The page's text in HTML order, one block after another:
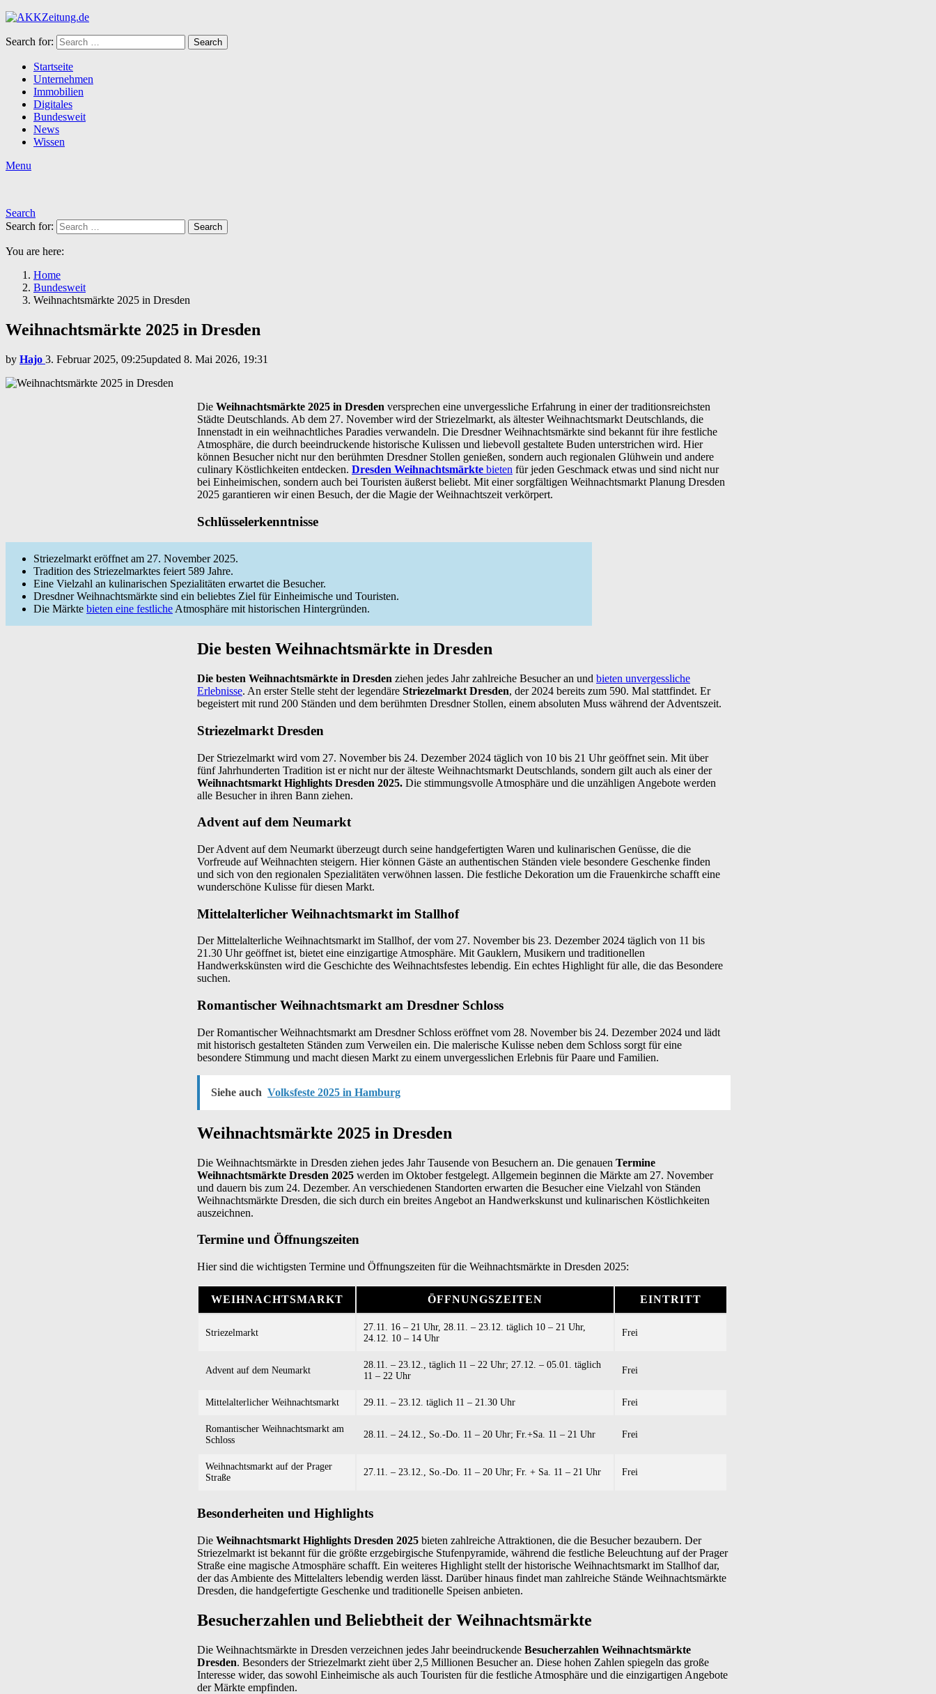
Search for: Search
Startseite
Unternehmen
Immobilien
Digitales
Bundesweit
News
Wissen
Menu
Search
Search for:
Search
You are here:
Home
Bundesweit
Weihnachtsmärkte 2025 in Dresden
Weihnachtsmärkte 2025 in Dresden
by Hajo 3. Februar 2025, 09:25updated 8. Mai 2026, 19:31
Die Weihnachtsmärkte 2025 in Dresden versprechen eine unvergessliche Erfahrung in einer der traditionsreichsten
Städte Deutschlands. Ab dem 27. November wird der Striezelmarkt, als ältester Weihnachtsmarkt Deutschlands, die
Innenstadt in ein weihnachtliches Paradies verwandeln. Die Dresdner Weihnachtsmärkte sind bekannt für ihre festliche
Atmosphäre, die durch beeindruckende historische Kulissen und liebevoll gestaltete Buden unterstrichen wird. Hier
können Besucher nicht nur den berühmten Dresdner Stollen genießen, sondern auch regionalen Glühwein und andere
culinary Köstlichkeiten entdecken. Dresden Weihnachtsmärkte bieten für jeden Geschmack etwas und sind nicht nur
bei Einheimischen, sondern auch bei Touristen äußerst beliebt. Mit einer sorgfältigen Weihnachtsmarkt Planung Dresden
2025 garantieren wir einen Besuch, der die Magie der Weihnachtszeit verkörpert.
Schlüsselerkenntnisse
Striezelmarkt eröffnet am 27. November 2025.
Tradition des Striezelmarktes feiert 589 Jahre.
Eine Vielzahl an kulinarischen Spezialitäten erwartet die Besucher.
Dresdner Weihnachtsmärkte sind ein beliebtes Ziel für Einheimische und Touristen.
Die Märkte bieten eine festliche Atmosphäre mit historischen Hintergründen.
Die besten Weihnachtsmärkte in Dresden
Die besten Weihnachtsmärkte in Dresden ziehen jedes Jahr zahlreiche Besucher an und bieten unvergessliche
Erlebnisse. An erster Stelle steht der legendäre Striezelmarkt Dresden, der 2024 bereits zum 590. Mal stattfindet. Er
begeistert mit rund 200 Ständen und dem berühmten Dresdner Stollen, einem absoluten Muss während der Adventszeit.
Striezelmarkt Dresden
Der Striezelmarkt wird vom 27. November bis 24. Dezember 2024 täglich von 10 bis 21 Uhr geöffnet sein. Mit über
fünf Jahrhunderten Tradition ist er nicht nur der älteste Weihnachtsmarkt Deutschlands, sondern gilt auch als einer der
Weihnachtsmarkt Highlights Dresden 2025. Die stimmungsvolle Atmosphäre und die unzähligen Angebote werden
alle Besucher in ihren Bann ziehen.
Advent auf dem Neumarkt
Der Advent auf dem Neumarkt überzeugt durch seine handgefertigten Waren und kulinarischen Genüsse, die die
Vorfreude auf Weihnachten steigern. Hier können Gäste an authentischen Ständen viele besondere Geschenke finden
und sich von den regionalen Spezialitäten verwöhnen lassen. Die festliche Dekoration um die Frauenkirche schafft eine
wunderschöne Kulisse für diesen Markt.
Mittelalterlicher Weihnachtsmarkt im Stallhof
Der Mittelalterliche Weihnachtsmarkt im Stallhof, der vom 27. November bis 23. Dezember 2024 täglich von 11 bis
21.30 Uhr geöffnet ist, bietet eine einzigartige Atmosphäre. Mit Gauklern, Musikern und traditionellen
Handwerkskünsten wird die Geschichte des Weihnachtsfestes lebendig. Ein echtes Highlight für alle, die das Besondere
suchen.
Romantischer Weihnachtsmarkt am Dresdner Schloss
Der Romantischer Weihnachtsmarkt am Dresdner Schloss eröffnet vom 28. November bis 24. Dezember 2024 und lädt
mit historisch gestalteten Ständen zum Verweilen ein. Die malerische Kulisse neben dem Schloss sorgt für eine
besondere Stimmung und macht diesen Markt zu einem unvergesslichen Erlebnis für Paare und Familien.
Siehe auch Volksfeste 2025 in Hamburg
Weihnachtsmärkte 2025 in Dresden
Die Weihnachtsmärkte in Dresden ziehen jedes Jahr Tausende von Besuchern an. Die genauen Termine
Weihnachtsmärkte Dresden 2025 werden im Oktober festgelegt. Allgemein beginnen die Märkte am 27. November
und dauern bis zum 24. Dezember. An verschiedenen Standorten erwarten die Besucher eine Vielzahl von Ständen
Weihnachtsmärkte Dresden, die sich durch ein breites Angebot an Handwerkskunst und kulinarischen Köstlichkeiten
auszeichnen.
Termine und Öffnungszeiten
Hier sind die wichtigsten Termine und Öffnungszeiten für die Weihnachtsmärkte in Dresden 2025:
WEIHNACHTSMARKT ÖFFNUNGSZEITEN EINTRITT
Striezelmarkt
27.11. 16 – 21 Uhr, 28.11. – 23.12. täglich 10 – 21 Uhr,
24.12. 10 – 14 Uhr
Frei
Advent auf dem Neumarkt
28.11. – 23.12., täglich 11 – 22 Uhr; 27.12. – 05.01. täglich
11 – 22 Uhr
Frei
Mittelalterlicher Weihnachtsmarkt 29.11. – 23.12. täglich 11 – 21.30 Uhr Frei
Romantischer Weihnachtsmarkt am
Schloss
28.11. – 24.12., So.-Do. 11 – 20 Uhr; Fr.+Sa. 11 – 21 Uhr Frei
Weihnachtsmarkt auf der Prager
Straße
27.11. – 23.12., So.-Do. 11 – 20 Uhr; Fr. + Sa. 11 – 21 Uhr Frei
Besonderheiten und Highlights
Die Weihnachtsmarkt Highlights Dresden 2025 bieten zahlreiche Attraktionen, die die Besucher bezaubern. Der
Striezelmarkt ist bekannt für die größte erzgebirgische Stufenpyramide, während die festliche Beleuchtung auf der Prager
Straße eine magische Atmosphäre schafft. Ein weiteres Highlight stellt der historische Weihnachtsmarkt im Stallhof dar,
der das Ambiente des Mittelalters lebendig werden lässt. Darüber hinaus findet man zahlreiche Stände Weihnachtsmärkte
Dresden, die handgefertigte Geschenke und traditionelle Speisen anbieten.
Besucherzahlen und Beliebtheit der Weihnachtsmärkte
Die Weihnachtsmärkte in Dresden verzeichnen jedes Jahr beeindruckende Besucherzahlen Weihnachtsmärkte
Dresden. Besonders der Striezelmarkt zieht über 2,5 Millionen Besucher an. Diese hohen Zahlen spiegeln das große
Interesse wider, das sowohl Einheimische als auch Touristen für die festliche Atmosphäre und die einzigartigen Angebote
der Märkte empfinden.